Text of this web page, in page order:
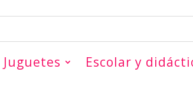
Juguetes Escolar y